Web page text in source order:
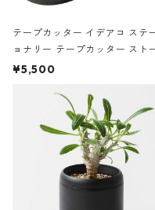
テープカッター イデアコ ステ
ョナリー テープカッター スト
サンドカラー 石調 ideaco
¥5,500